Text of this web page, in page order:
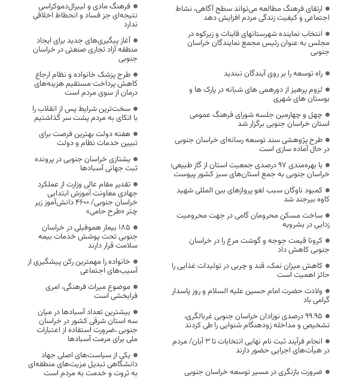
ارتقای فرهنگ مطالعه می‌تواند سطح آگاهی، نشاط
اجتماعی و کیفیت زندگی مردم افزایش دهد
انتخاب نماینده شهرستانهای قاینات و زیرکوه در
مجلس به عنوان رئیس مجمع نمایندگان خراسان
جنوبی
راه توسعه را بر روی آیندگان نبندید
لزوم پرهیز از دورهمی های شبانه در پارک ها و
بوستان های شهری
چهل و چهارمین جلسه شورای فرهنگ عمومی
استان خراسان جنوبی برگزار شد
طرح پژوهشی سند توسعه رسانه‌ای خراسان جنوبی
در حال آماده سازی است
با بهره‌مندی ۹۷ درصدی جمعیت استان از گاز طبیعی؛
خراسان جنوبی به جمع استان‌های سبز کشور پیوست
کمبود ناوگان سبب لغو پروازهای بین المللی شهید
کاوه بیرجند شد
ساخت مسکن محرومان گامی در جهت محرومیت
زدایی در بشرویه
کرونا قیمت جوجه و گوشت مرغ را در خراسان
جنوبی کاهش داد
کاهش میزان نمک، قند و چربی در تولیدات غذایی را
حائز اهمیت است
ولادت حضرت امام حسین علیه السلام و روز پاسدار
گرامی باد
99.95 درصدی نوزادان خراسان جنوبی غربالگری،
تشخیص و مداخله زودهنگام شنوایی را طی کردند
انجام فرآیند ثبت نام نهایی انتخابات تا ۳ آبان/ مردم
در هیأت‌های اجرایی حضور دارند
ضرورت بازنگری در مسیر توسعه خراسان جنوبی
فرهنگ مادی و لیبرال‌دموکراسی
نتیجه‌ای جز فساد و انحطاط اخلاقی
ندارد
آغاز پیگیری‌های جدید برای ایجاد
منطقه آزاد تجاری صنعتی در خراسان
جنوبی
طرح پزشک خانواده و نظام ارجاع
کاهش پرداخت مستقیم هزینه‌های
درمان از سوی مردم است
سخت‌ترین شرایط پس از انقلاب را
با اتکای به مردم پشت سر گذاشتیم
هفته دولت بهترین فرصت برای
تبیین خدمات نظام و دولت
یشتازی خراسان جنوبی در پرونده
ثبت جهانی آسبادها
تقدیر مقام عالی وزارت از عملکرد
جهادی معاونت آموزش ابتدایی
خراسان جنوبی/ ۴۶۰۰ دانش‌آموز زیر
چتر «طرح حامی»
۱۸۵ بیمار هموفیلی در خراسان
جنوبی تحت پوشش خدمات بیمه
سلامت قرار دارند
خانواده را مهمترین رکن پیشگیری از
آسیب‌های اجتماعی
موضوع میراث فرهنگی، امری
فرابخشی است
بیشترین تعداد آسبادها در میان
سه استان شرقی کشور در خراسان
جنوبی ،ضرورت استفاده از اعتبارات
ملی برای مرمت آسبادها
یکی از سیاست‌های اصلی جهاد
دانشگاهی تبدیل مزیت‌های منطقه‌ای
به ثروت و خدمت به مردم است